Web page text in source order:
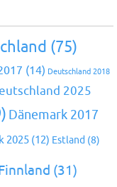
(75)
(14) Deutschland 2018
2025
Dänemark 2017
2025(12) Estland (8)
(31)